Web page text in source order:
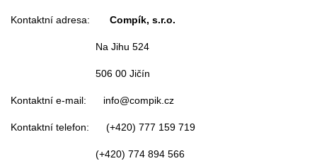
Kontaktní adresa: Compík, s.r.o.
Na Jihu 524
506 00 Jičín
Kontaktní e-mail: info@compik.cz
Kontaktní telefon: (+420) 777 159 719
(+420) 774 894 566